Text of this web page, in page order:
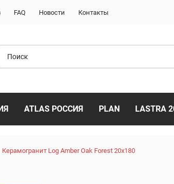
FAQ Новости Контакты
ATLAS РОССИЯ PLAN LASTRA
Керамогранит Log Amber Oak Forest 20x180